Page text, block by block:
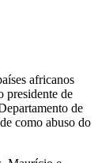
africanos
presidente de
de
como abuso do